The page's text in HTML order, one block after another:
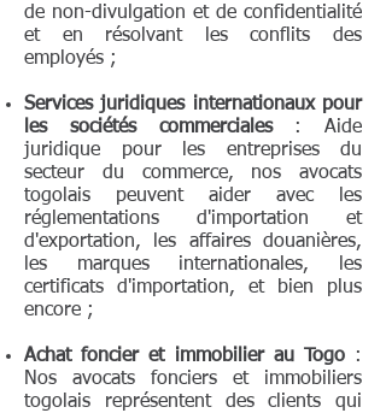
de non-divulgation et de confidentialité
et en résolvant les conflits des
employés ;
Services juridiques internationaux pour
les sociétés commerciales: Aide
juridique pour les entreprises du
secteur du commerce, nos avocats
togolais peuvent aider avec les
réglementations d'importation et
d'exportation, les affaires douanières,
les marques internationales, les
certificats d'importation, et bien plus
encore ;
Achat foncier et immobilier au Togo:
Nos avocats fonciers et immobiliers
togolais représentent des clients qui